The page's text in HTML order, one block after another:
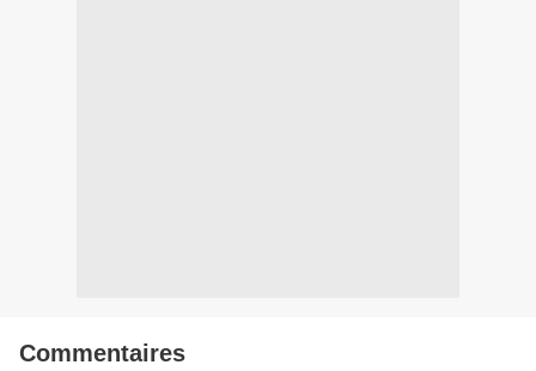
Commentaires